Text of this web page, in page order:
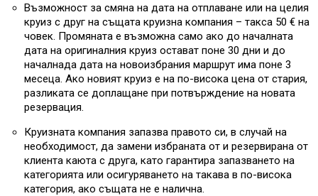
Възможност за смяна на дата на отплаване или на целия
круиз с друг на същата круизна компания – такса 50 € на
човек. Промяната е възможна само ако до началната
дата на оригиналния круиз остават поне 30 дни и до
началнада дата на новоизбрания маршрут има поне 3
месеца. Ако новият круиз е на по-висока цена от стария,
разликата се доплащане при потвърждение на новата
резервация.
Круизната компания запазва правото си, в случай на
необходимост, да замени избраната от и резервирана от
клиента каюта с друга, като гарантира запазването на
категорията или осигуряването на такава в по-висока
категория, ако същата не е налична.